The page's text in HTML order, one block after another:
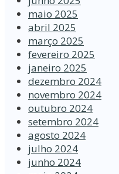
maio 2025
abril 2025
março 2025
fevereiro 2025
janeiro 2025
dezembro 2024
novembro 2024
outubro 2024
setembro 2024
agosto 2024
julho 2024
junho 2024